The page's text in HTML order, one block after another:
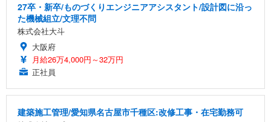
27卒・新卒/ものづくりエンジニアアシスタント/設計図に沿っ
た機械組立/文理不問
株式会社大斗
大阪府
月給26万4,000円～32万円
正社員
建築施工管理/愛知県名古屋市千種区:改修工事・在宅勤務可